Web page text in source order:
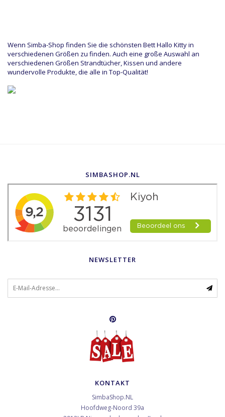
Wenn Simba-Shop finden Sie die schönsten Bett Hallo Kitty in
verschiedenen Größen zu finden. Auch eine große Auswahl an
verschiedenen Größen Strandtücher, Kissen und andere
wundervolle Produkte, die alle in Top-Qualität!
SIMBASHOP.NL
NEWSLETTER
KONTAKT
SimbaShop.NL
Hoofdweg-Noord 39a